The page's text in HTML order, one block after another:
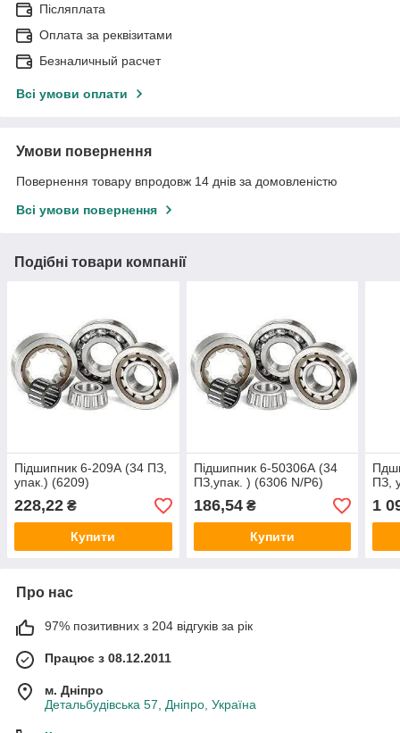
Післяплата
Оплата за реквізитами
Безналичный расчет
Всі умови оплати
Умови повернення
Повернення товару впродовж 14 днів за домовленістю
Всі умови повернення
Подібні товари компанії
Підшипник 6-209А (34 ПЗ,
упак.) (6209)
228,22 ₴
Купити
Підшипник 6-50306А (34
ПЗ,упак. ) (6306 N/P6)
186,54₴
Купити
ПЗ,
1
Про нас
97% позитивних з 204 відгуків за рік
Працює з 08.12.2011
м. Дніпро
Детальбудівська 57, Дніпро, Україна